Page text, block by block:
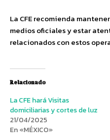
La CFE recomienda
medios oficiales y estar
relacionados con estos
Relacionado
La CFE hará Visitas
domiciliarias y cortes de luz
21/04/2025
En «MÉXICO»